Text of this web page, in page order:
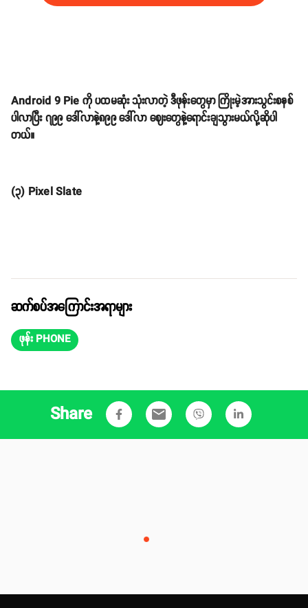
Android 9 Pie ကို ပထမဆုံး သုံးလာတဲ့ ဒီဖုန်းတွေမှာ ကြိုးမဲ့အားသွင်းစနစ်
ပါလာပြီး ၇၉၉ ဒေါ်လာနဲ့၈၉၉ ဒေါ်လာ ဈေးတွေနဲ့ရောင်းချသွားမယ်လို့ဆိုပါ
တယ်။
(၃) Pixel Slate
ဆက်စပ်အကြောင်းအရာများ
ဖုန်း PHONE
Share email